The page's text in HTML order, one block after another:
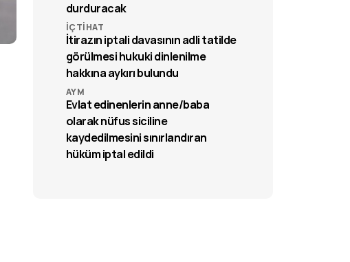
durduracak
İÇTIHAT
İtirazın iptali davasının adli tatilde
görülmesi hukuki dinlenilme
hakkına aykırı bulundu
AYM
Evlat edinenlerin anne/baba
olarak nüfus siciline
kaydedilmesini sınırlandıran
hüküm iptal edildi